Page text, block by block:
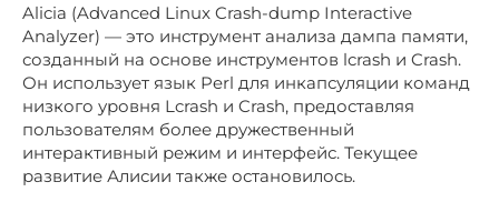
Alicia (Advanced Linux Crash-dump Interactive
Analyzer) — это инструмент анализа дампа памяти,
созданный на основе инструментов lcrash и Crash.
Он использует язык Perl для инкапсуляции команд
низкого уровня Lcrash и Crash, предоставляя
пользователям более дружественный
интерактивный режим и интерфейс. Текущее
развитие Алисии также остановилось.